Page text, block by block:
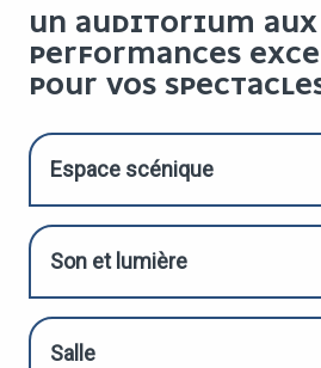
UN AUDITORIUM AUX
PERFORMANCES
POUR VOS
Espace scénique
Son et lumière
Salle